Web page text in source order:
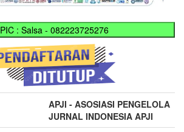
PIC : Salsa - 082223725276
APJI - ASOSIASI PENGELOLA
JURNAL INDONESIA APJI